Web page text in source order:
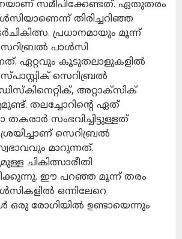
സമീപിക്കേണ്ടത്. ഏതുതരം
തിരിച്ചറിഞ്ഞ
പ്രധാനമായും മൂന്ന്
പാൾസി
ഏറ്റവും കൂടുതലാളുകളിൽ
സെറിബ്രൽ
അറ്റാക്‌സിക്
തലച്ചോറിന്റെ ഏത്
സംഭവിച്ചിട്ടുള്ളത്
സെറിബ്രൽ
മാറുന്നത്.
ചികിത്സാരീതി
ഈ പറഞ്ഞ മൂന്ന് തരം
ഒന്നിലേറെ
രോഗിയിൽ ഉണ്ടായെന്നും